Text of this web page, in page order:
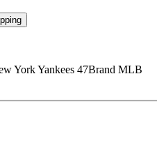
York Yankees 47Brand MLB